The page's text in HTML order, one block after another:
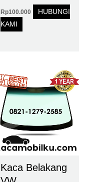
Rp100.000
HUBUNGI
KAMI
Kaca Belakang